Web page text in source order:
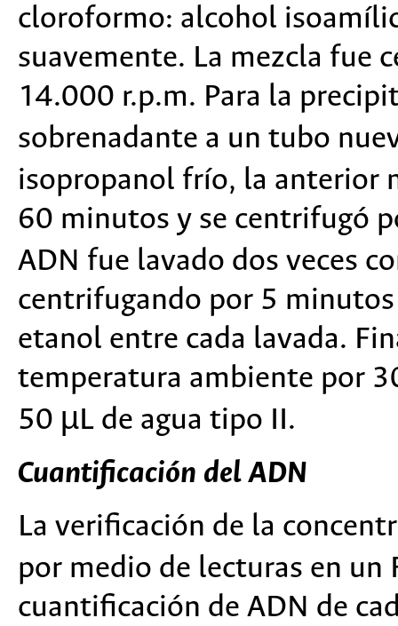
cloroformo: alcohol
suavemente. La mezcla fue
14.000 r.p.m. Para la
sobrenadante a un tubo
isopropanol frío, la anterior
60 minutos y se centrifugó
ADN fue lavado dos veces
centrifugando por 5
etanol entre cada lavada.
temperatura ambiente por
50 µL de agua tipo II.
Cuantificación del ADN
La verificación de la
por medio de lecturas en
cuantificación de ADN de